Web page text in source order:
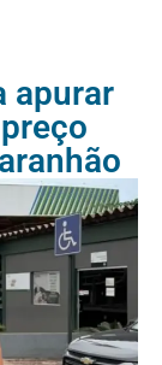
apurar